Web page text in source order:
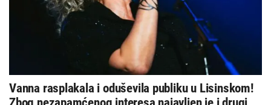
Vanna rasplakala i oduševila publiku u Lisinskom!